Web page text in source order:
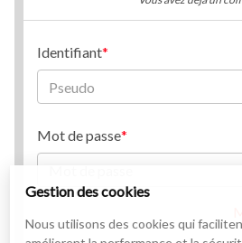
Identifiant
Mot de passe
Gestion des cookies
Nous utilisons des cookies qui